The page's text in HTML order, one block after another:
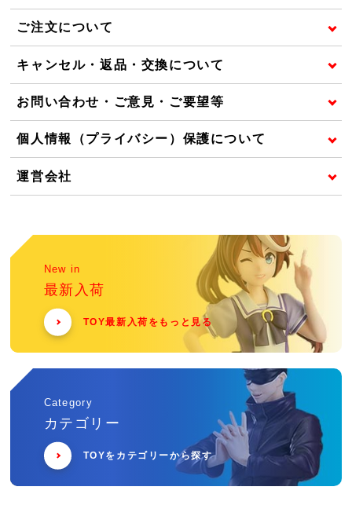
ご注文について
キャンセル・返品・交換について
お問い合わせ・ご意見・ご要望等
個人情報（プライバシー）保護について
運営会社
New in
最新入荷
TOY最新入荷をもっと見る
Category
カテゴリー
TOYをカテゴリーから探す